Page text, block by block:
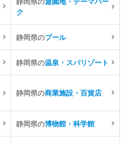
ク
静岡県のプール
静岡県の温泉・スパリゾート
静岡県の商業施設・百貨店
静岡県の博物館・科学館